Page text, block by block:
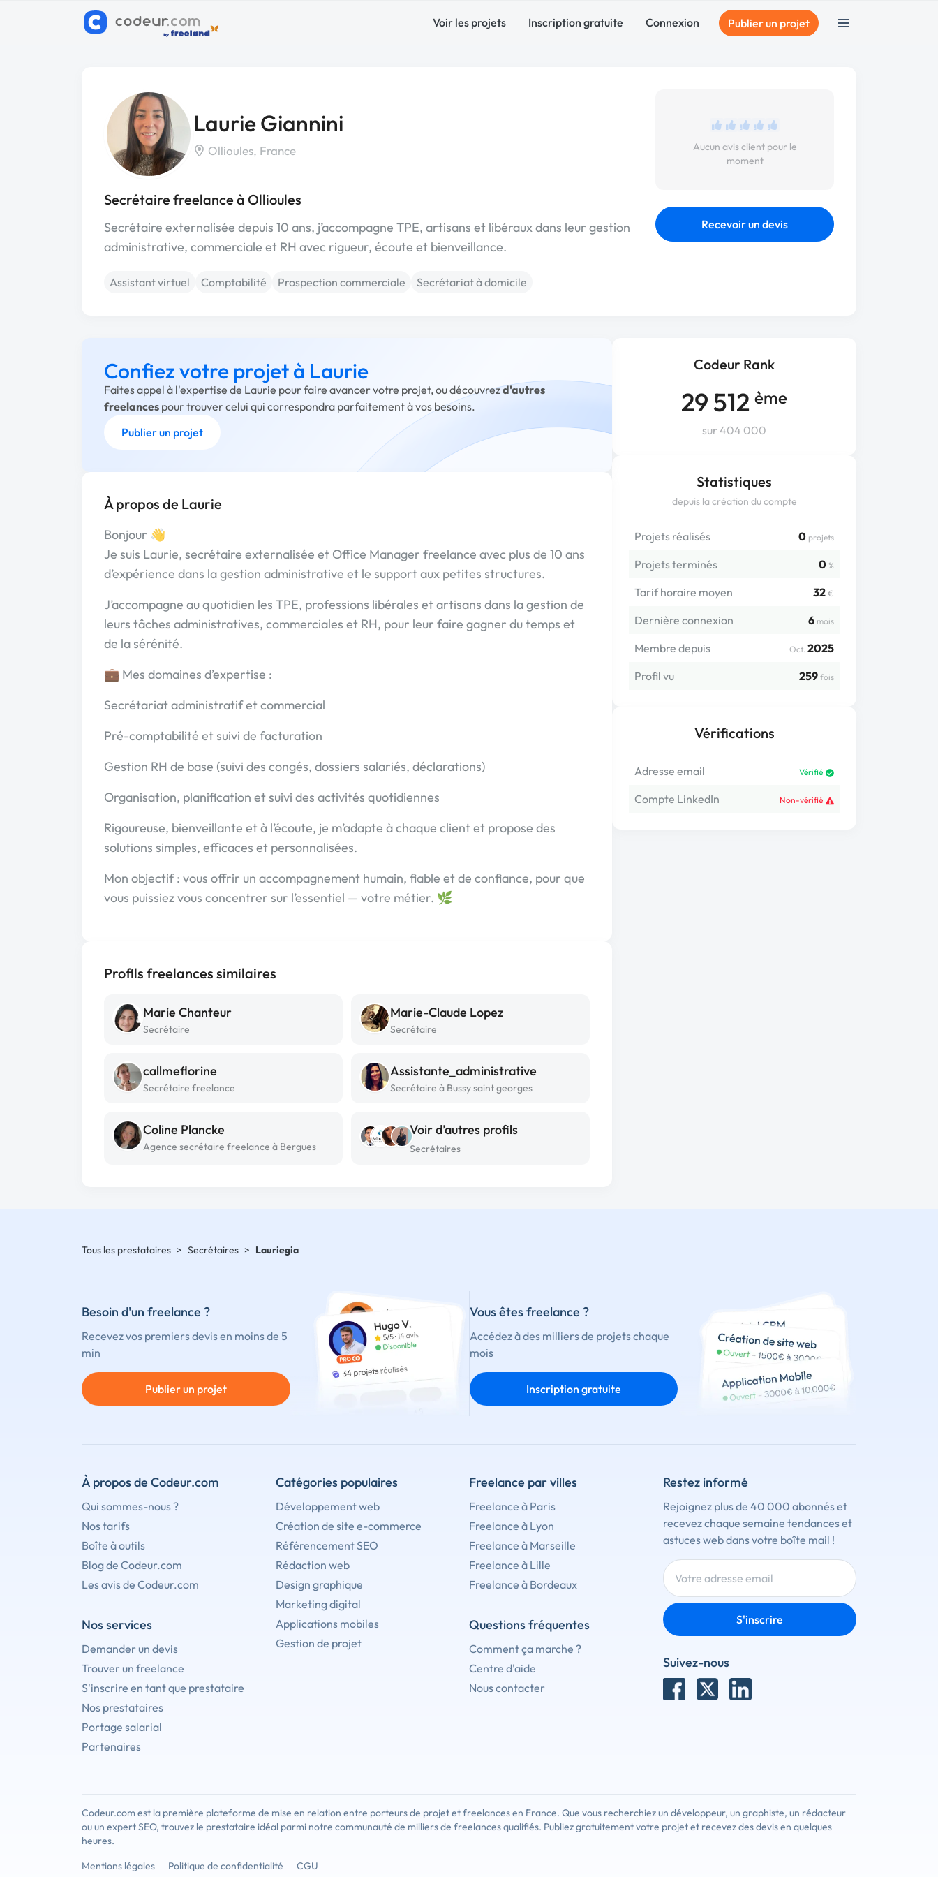
Voir les projets Inscription gratuite Connexion Publier un projet
Laurie Giannini
Ollioules, France
Secrétaire freelance à Ollioules
Secrétaire externalisée depuis 10 ans, j’accompagne TPE, artisans et libéraux dans leur gestion
administrative, commerciale et RH avec rigueur, écoute et bienveillance.
Assistant virtuel Comptabilité Prospection commerciale Secrétariat à domicile
Aucun avis client pour le
moment
Recevoir un devis
Codeur Rank
29 512 ème
sur 404 000
Statistiques
depuis la création du compte
Projets réalisés 0 projets
Projets terminés 0 %
Tarif horaire moyen 32 €
Dernière connexion 6 mois
Membre depuis Oct. 2025
Profil vu
259 fois
Vérifications
Adresse email Vérifié
Compte LinkedIn Non-vérifié
Confiez votre projet à Laurie
Faites appel à l'expertise de Laurie pour faire avancer votre projet, ou découvrezd'autres
freelances pour trouver celui qui correspondra parfaitement à vos besoins.
Publier un projet
À propos de Laurie
Bonjour 👋
Je suis Laurie, secrétaire externalisée et Office Manager freelance avec plus de 10 ans
d’expérience dans la gestion administrative et le support aux petites structures.
J’accompagne au quotidien les TPE, professions libérales et artisans dans la gestion de
leurs tâches administratives, commerciales et RH, pour leur faire gagner du temps et
de la sérénité.
💼 Mes domaines d’expertise :
Secrétariat administratif et commercial
Pré-comptabilité et suivi de facturation
Gestion RH de base (suivi des congés, dossiers salariés, déclarations)
Organisation, planification et suivi des activités quotidiennes
Rigoureuse, bienveillante et à l’écoute, je m’adapte à chaque client et propose des
solutions simples, efficaces et personnalisées.
Mon objectif : vous offrir un accompagnement humain, fiable et de confiance, pour que
vous puissiez vous concentrer sur l’essentiel — votre métier. 🌿
Profils freelances similaires
Marie Chanteur
Secrétaire
Marie-Claude Lopez
Secrétaire
callmeflorine
Secrétaire freelance
Assistante_administrative
Secrétaire à Bussy saint georges
Coline Plancke
Agence secrétaire freelance à Bergues
Voir d’autres profils
Secrétaires
Tous les prestataires > Secrétaires > Lauriegia
Besoin d'un freelance ?
Recevez vos premiers devis en moins de 5
min
Publier un projet
Vous êtes freelance ?
Accédez à des milliers de projets chaque
mois
Inscription gratuite
À propos de Codeur.com
Qui sommes-nous ?
Nos tarifs
Boîte à outils
Blog de Codeur.com
Les avis de Codeur.com
Nos services
Demander un devis
Trouver un freelance
S'inscrire en tant que prestataire
Nos prestataires
Portage salarial
Partenaires
Catégories populaires
Développement web
Création de site e-commerce
Référencement SEO
Rédaction web
Design graphique
Marketing digital
Applications mobiles
Gestion de projet
Freelance par villes
Freelance à Paris
Freelance à Lyon
Freelance à Marseille
Freelance à Lille
Freelance à Bordeaux
Questions fréquentes
Comment ça marche ?
Centre d'aide
Nous contacter
Restez informé
Rejoignez plus de 40 000 abonnés et
recevez chaque semaine tendances et
astuces web dans votre boîte mail !
S'inscrire
Suivez-nous
Codeur.com est la première plateforme de mise en relation entre porteurs de projet et freelances en France. Que vous recherchiez un développeur, un graphiste, un rédacteur
ou un expert SEO, trouvez le prestataire idéal parmi notre communauté de milliers de freelances qualifiés. Publiez gratuitement votre projet et recevez des devis en quelques
heures.
Mentions légales
Politique de confidentialité CGU